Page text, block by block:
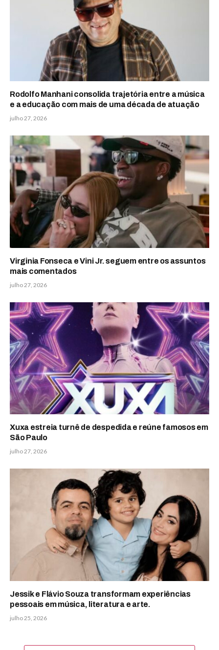
Rodolfo Manhani consolida trajetória entre a música
e a educação com mais de uma década de atuação
julho 27, 2026
Virginia Fonseca e Vini Jr. seguem entre os assuntos
mais comentados
julho 27, 2026
Xuxa estreia turnê de despedida e reúne famosos em
São Paulo
julho 27, 2026
Jessik e Flávio Souza transformam experiências
pessoais em música, literatura e arte.
julho 25, 2026